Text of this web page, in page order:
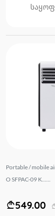
Portable / mobile
O SFPAC-09 K......
549.00